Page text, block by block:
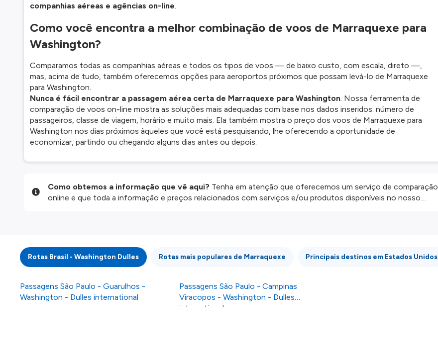
companhias aéreas e agências on-line.
Como você encontra a melhor combinação de voos de Marraquexe para
Washington?
Comparamos todas as companhias aéreas e todos os tipos de voos — de baixo custo, com escala, direto —,
mas, acima de tudo, também oferecemos opções para aeroportos próximos que possam levá-lo de Marraquexe
para Washington.
Nunca é fácil encontrar a passagem aérea certa de Marraquexe para Washington. Nossa ferramenta de
comparação de voos on-line mostra as soluções mais adequadas com base nos dados inseridos: número de
passageiros, classe de viagem, horário e muito mais. Ela também mostra o preço dos voos de Marraquexe para
Washington nos dias próximos àqueles que você está pesquisando, lhe oferecendo a oportunidade de
economizar, partindo ou chegando alguns dias antes ou depois.
Como obtemos a informação que vê aqui? Tenha em atenção que oferecemos um serviço de comparação
online e que toda a informação e preços relacionados com serviços e/ou produtos disponíveis no nosso
Rotas Brasil - Washington Dulles Rotas mais populares de Marraquexe Principais destinos em Estados Unidos
Passagens São Paulo - Guarulhos -
Washington - Dulles international
Passagens São Paulo - Campinas
Viracopos - Washington - Dulles
international